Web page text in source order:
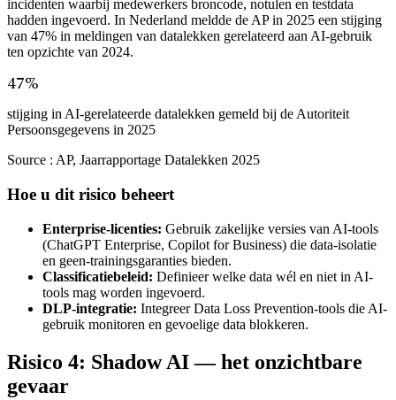
incidenten waarbij medewerkers broncode, notulen en testdata
hadden ingevoerd. In Nederland meldde de AP in 2025 een stijging
van 47% in meldingen van datalekken gerelateerd aan AI-gebruik
ten opzichte van 2024.
47%
stijging in AI-gerelateerde datalekken gemeld bij de Autoriteit
Persoonsgegevens in 2025
Source : AP, Jaarrapportage Datalekken 2025
Hoe u dit risico beheert
Enterprise-licenties: Gebruik zakelijke versies van AI-tools
(ChatGPT Enterprise, Copilot for Business) die data-isolatie
en geen-trainingsgaranties bieden.
Classificatiebeleid: Definieer welke data wél en niet in AI-
tools mag worden ingevoerd.
DLP-integratie: Integreer Data Loss Prevention-tools die AI-
gebruik monitoren en gevoelige data blokkeren.
Risico 4: Shadow AI — het onzichtbare
gevaar